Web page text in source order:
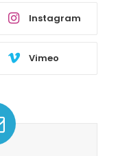
Instagram
Vimeo